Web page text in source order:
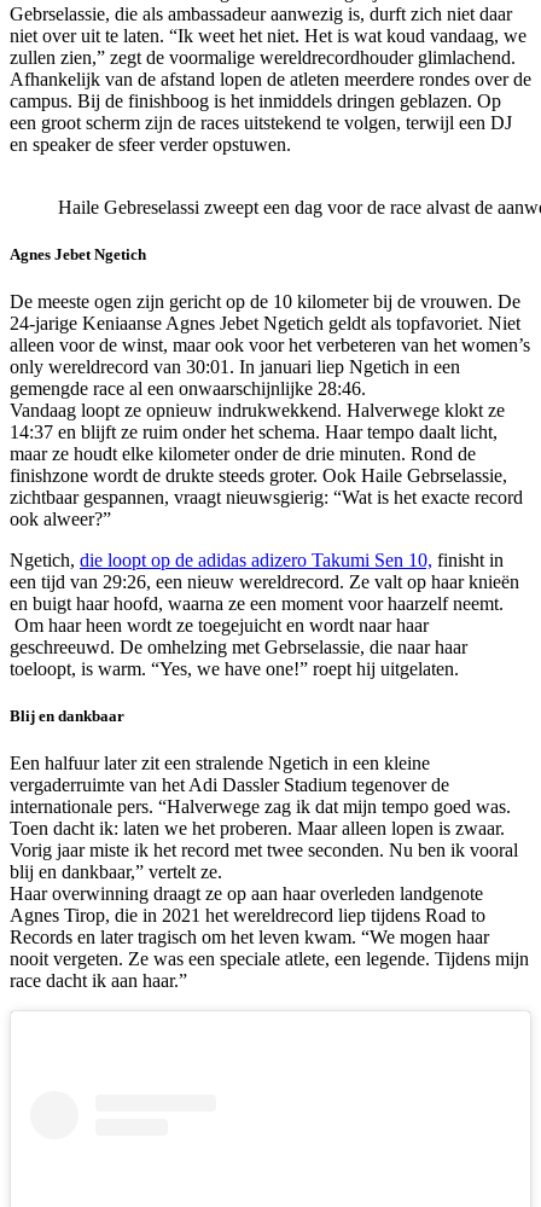
Gebrselassie, die als ambassadeur aanwezig is, durft zich niet daar
niet over uit te laten. “Ik weet het niet. Het is wat koud vandaag, we
zullen zien,” zegt de voormalige wereldrecordhouder glimlachend.
Afhankelijk van de afstand lopen de atleten meerdere rondes over de
campus. Bij de finishboog is het inmiddels dringen geblazen. Op
een groot scherm zijn de races uitstekend te volgen, terwijl een DJ
en speaker de sfeer verder opstuwen.
Haile Gebreselassi zweept een dag voor de race alvast de
Agnes Jebet Ngetich
De meeste ogen zijn gericht op de 10 kilometer bij de vrouwen. De
24-jarige Keniaanse Agnes Jebet Ngetich geldt als topfavoriet. Niet
alleen voor de winst, maar ook voor het verbeteren van het women’s
only wereldrecord van 30:01. In januari liep Ngetich in een
gemengde race al een onwaarschijnlijke 28:46.
Vandaag loopt ze opnieuw indrukwekkend. Halverwege klokt ze
14:37 en blijft ze ruim onder het schema. Haar tempo daalt licht,
maar ze houdt elke kilometer onder de drie minuten. Rond de
finishzone wordt de drukte steeds groter. Ook Haile Gebrselassie,
zichtbaar gespannen, vraagt nieuwsgierig: “Wat is het exacte record
ook alweer?”
Ngetich, die loopt op de adidas adizero Takumi Sen 10, finisht in
een tijd van 29:26, een nieuw wereldrecord. Ze valt op haar knieën
en buigt haar hoofd, waarna ze een moment voor haarzelf neemt.
Om haar heen wordt ze toegejuicht en wordt naar haar
geschreeuwd. De omhelzing met Gebrselassie, die naar haar
toeloopt, is warm. “Yes, we have one!” roept hij uitgelaten.
Blij en dankbaar
Een halfuur later zit een stralende Ngetich in een kleine
vergaderruimte van het Adi Dassler Stadium tegenover de
internationale pers. “Halverwege zag ik dat mijn tempo goed was.
Toen dacht ik: laten we het proberen. Maar alleen lopen is zwaar.
Vorig jaar miste ik het record met twee seconden. Nu ben ik vooral
blij en dankbaar,” vertelt ze.
Haar overwinning draagt ze op aan haar overleden landgenote
Agnes Tirop, die in 2021 het wereldrecord liep tijdens Road to
Records en later tragisch om het leven kwam. “We mogen haar
nooit vergeten. Ze was een speciale atlete, een legende. Tijdens mijn
race dacht ik aan haar.”